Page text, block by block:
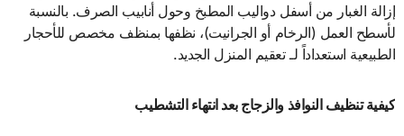
إزالة الغبار من أسفل دواليب المطبخ وحول أنابيب الصرف. بالنسبة
لأسطح العمل (الرخام أو الجرانيت)، نظفها بمنظف مخصص للأحجار
الطبيعية استعداداً لـ تعقيم المنزل الجديد.
كيفية تنظيف النوافذ والزجاج بعد انتهاء التشطيب